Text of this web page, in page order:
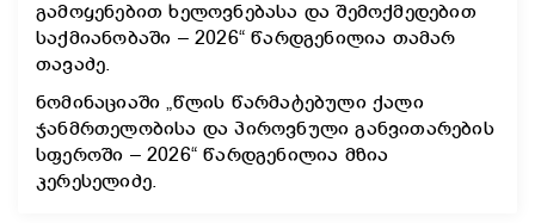
გამოყენებით ხელოვნებასა და შემოქმედებით
საქმიანობაში – 2026“ წარდგენილია თამარ
თავაძე.
ნომინაციაში „წლის წარმატებული ქალი
ჯანმრთელობისა და პიროვნული განვითარების
სფეროში – 2026“ წარდგენილია მზია
კერესელიძე.